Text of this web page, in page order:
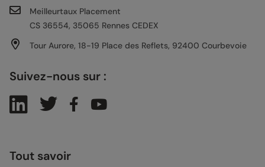
Meilleurtaux Placement
CS 36554, 35065 Rennes CEDEX
Tour Aurore, 18-19 Place des Reflets, 92400 Courbevoie
Suivez-nous sur :
Tout savoir